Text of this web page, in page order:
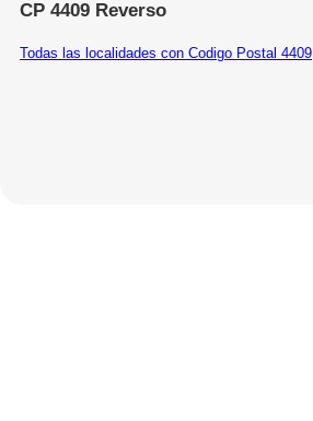
CP 4409 Reverso
Todas las localidades con Codigo Postal 4409